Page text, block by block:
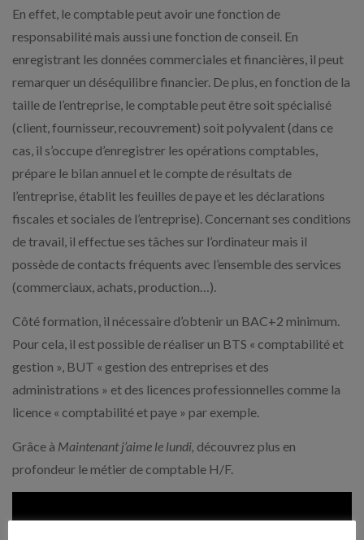
En effet, le comptable peut avoir une fonction de
responsabilité mais aussi une fonction de conseil. En
enregistrant les données commerciales et financières, il peut
remarquer un déséquilibre financier. De plus, en fonction de la
taille de l’entreprise, le comptable peut être soit spécialisé
(client, fournisseur, recouvrement) soit polyvalent (dans ce
cas, il s’occupe d’enregistrer les opérations comptables,
prépare le bilan annuel et le compte de résultats de
l’entreprise, établit les feuilles de paye et les déclarations
fiscales et sociales de l’entreprise). Concernant ses conditions
de travail, il effectue ses tâches sur l’ordinateur mais il
possède de contacts fréquents avec l’ensemble des services
(commerciaux, achats, production…).
Côté formation, il nécessaire d’obtenir un BAC+2 minimum.
Pour cela, il est possible de réaliser un BTS « comptabilité et
gestion », BUT « gestion des entreprises et des
administrations » et des licences professionnelles comme la
licence « comptabilité et paye » par exemple.
Grâce à Maintenant j’aime le lundi, découvrez plus en
profondeur le métier de comptable H/F.